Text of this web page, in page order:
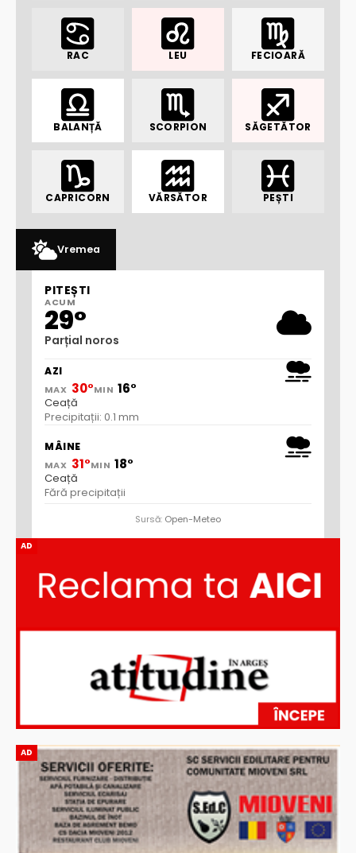
AD
AD
RAC LEU FECIOARĂ
BALANȚĂ SCORPION SĂGETĂTOR
CAPRICORN VĂRSĂTOR PEȘTI
Vremea
PITEȘTI
ACUM
29°
Parțial noros
AZI
MAX 30°MIN 16°
Ceață
Precipitații: 0.1 mm
MÂINE
MAX 31°MIN 18°
Ceață
Fără precipitații
Sursă: Open-Meteo